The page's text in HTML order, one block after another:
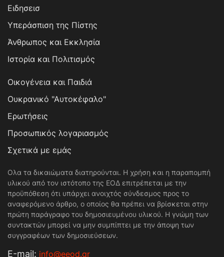
Ειδησεισ
Υπεράσπιση της Πίστης
Άνθρωπος και Εκκλησία
Ιστορία και Πολιτισμός
Οικογένεια και Παιδιά
Ουκρανικό "Αυτοκέφαλο"
Ερωτήσεις
Προσωπικός λογαριασμός
Σχετικά με εμάς
Ολα τα δικαιώματα διατηρούνται. Η χρήση και η παραπομπή
υλικού από τον ιστότοπο της ΕΟΔ επιτρέπεται με την
προϋπόθεση ότι υπάρχει ανοιχτός σύνδεσμος προς το
αναφερόμενο άρθρο, ο οποίος θα πρέπει να βρίσκεται στην
πρώτη παράγραφο του δημοσιευμένου υλικού. Η γνώμη των
συντακτών μπορεί να μην συμπίπτει με την άποψη των
συγγραφέων των δημοσιεύσεων.
Е-mail: info@eeod.gr